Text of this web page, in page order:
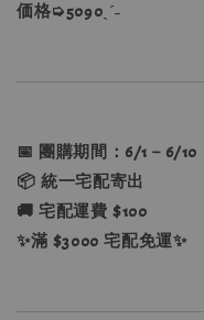
価格➭5090ˎˊ˗
📅 團購期間：6/1－6/10
📦 統一宅配寄出
🚚 宅配運費 $100
✨滿 $3000 宅配免運✨